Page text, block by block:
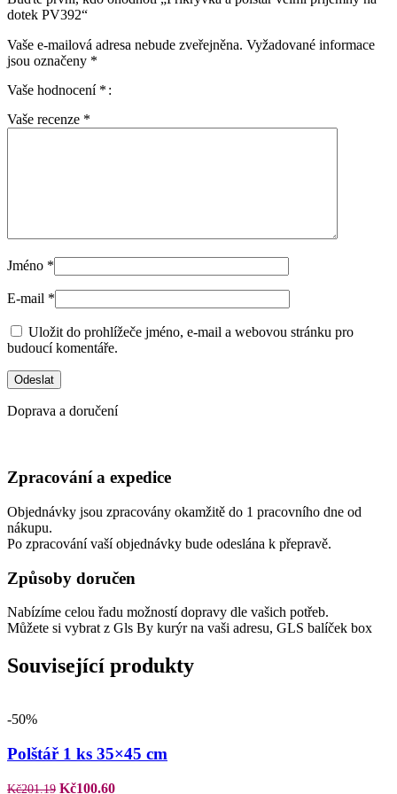
dotek PV392“
Vaše e-mailová adresa nebude zveřejněna. Vyžadované informace
jsou označeny *
Vaše hodnocení *
Vaše recenze *
Jméno *
E-mail *
Uložit do prohlížeče jméno, e-mail a webovou stránku pro
budoucí komentáře.
Doprava a doručení
Zpracování a expedice
Objednávky jsou zpracovány okamžitě do 1 pracovního dne od
nákupu.
Po zpracování vaší objednávky bude odeslána k přepravě.
Způsoby doručen
Nabízíme celou řadu možností dopravy dle vašich potřeb.
Můžete si vybrat z Gls By kurýr na vaši adresu, GLS balíček box
Související produkty
-50%
Quick view
Polštář 1 ks 35×45 cm
Kč201.19 Původní
Kč100.60Aktuální